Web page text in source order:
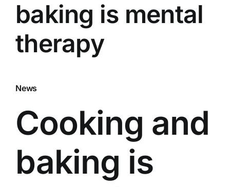
baking is mental
therapy
News
Cooking and
baking is